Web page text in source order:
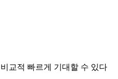
교적 빠르게 기대할 수 있다